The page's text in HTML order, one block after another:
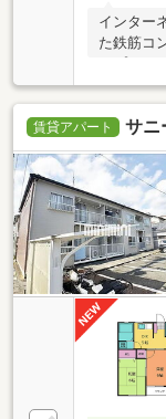
インター
た鉄筋コ
賃貸アパート サニ